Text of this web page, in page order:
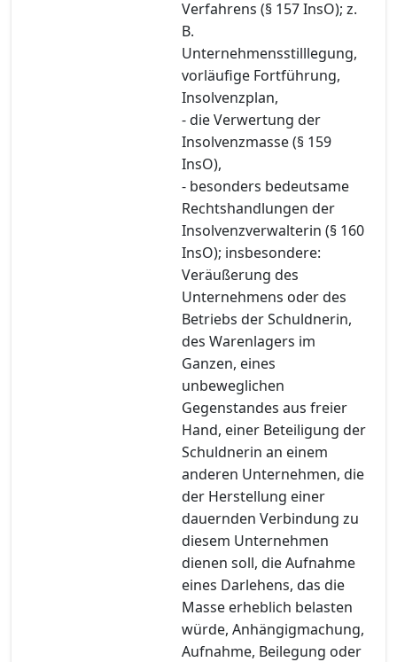
Verfahrens (§ 157 InsO); z.
B.
Unternehmensstilllegung,
vorläufige Fortführung,
Insolvenzplan,
- die Verwertung der
Insolvenzmasse (§ 159
InsO),
- besonders bedeutsame
Rechtshandlungen der
Insolvenzverwalterin (§ 160
InsO); insbesondere:
Veräußerung des
Unternehmens oder des
Betriebs der Schuldnerin,
des Warenlagers im
Ganzen, eines
unbeweglichen
Gegenstandes aus freier
Hand, einer Beteiligung der
Schuldnerin an einem
anderen Unternehmen, die
der Herstellung einer
dauernden Verbindung zu
diesem Unternehmen
dienen soll, die Aufnahme
eines Darlehens, das die
Masse erheblich belasten
würde, Anhängigmachung,
Aufnahme, Beilegung oder